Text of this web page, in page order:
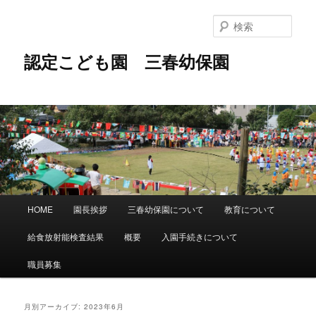
ツ
へ
移
動
へ
移
動
認定こども園 三春幼保園
索
ュ
HOME 園長挨拶 三春幼保園について 教育について
給食放射能検査結果 概要 入園手続きについて
職員募集
月別アーカイブ:2023年6月